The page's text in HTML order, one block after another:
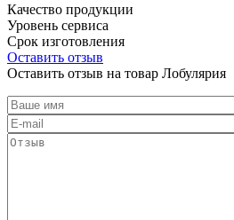
Качество продукции
Уровень сервиса
Срок изготовления
Оставить отзыв
Оставить отзыв на товар Лобулярия